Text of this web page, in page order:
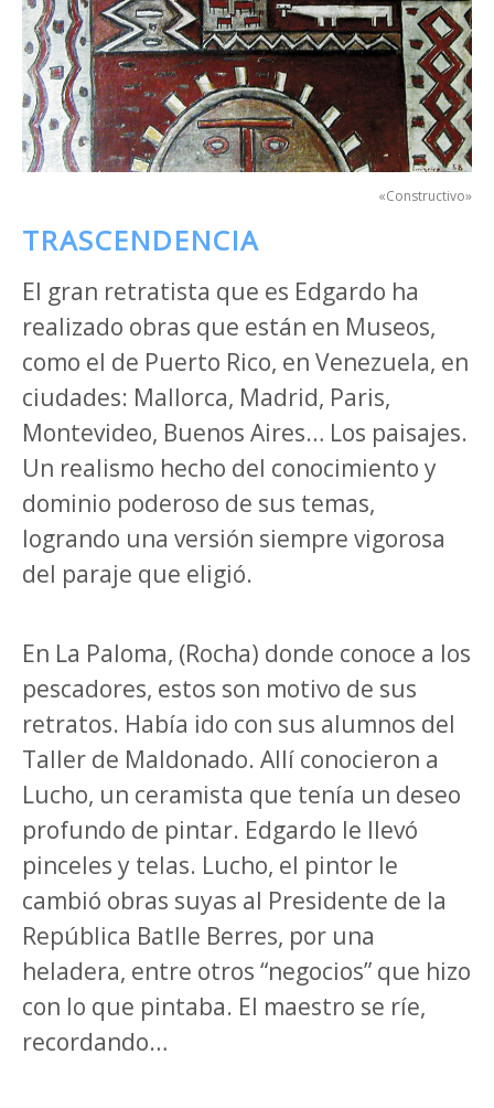
«Constructivo»
TRASCENDENCIA
El gran retratista que es Edgardo ha
realizado obras que están en Museos,
como el de Puerto Rico, en Venezuela, en
ciudades: Mallorca, Madrid, Paris,
Montevideo, Buenos Aires… Los paisajes.
Un realismo hecho del conocimiento y
dominio poderoso de sus temas,
logrando una versión siempre vigorosa
del paraje que eligió.
En La Paloma, (Rocha) donde conoce a los
pescadores, estos son motivo de sus
retratos. Había ido con sus alumnos del
Taller de Maldonado. Allí conocieron a
Lucho, un ceramista que tenía un deseo
profundo de pintar. Edgardo le llevó
pinceles y telas. Lucho, el pintor le
cambió obras suyas al Presidente de la
República Batlle Berres, por una
heladera, entre otros “negocios” que hizo
con lo que pintaba. El maestro se ríe,
recordando…